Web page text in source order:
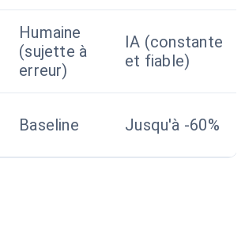
Humaine
(sujette à
erreur)
IA (constante
et fiable)
Baseline Jusqu'à -60%